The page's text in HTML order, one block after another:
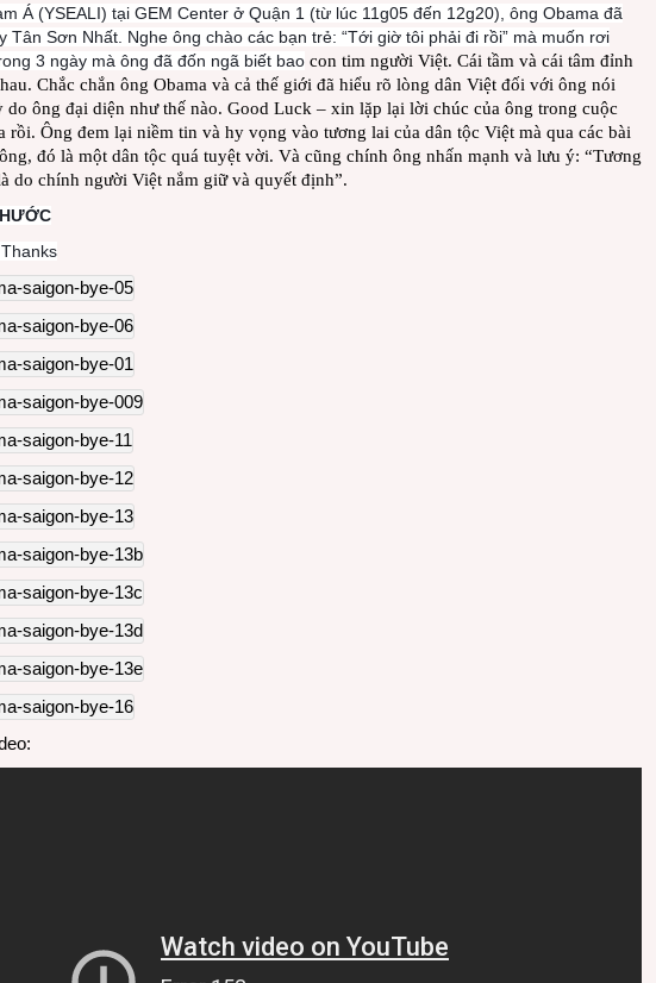
Á (YSEALI) tại GEM Center ở Quận 1 (từ lúc 11g05 đến 12g20), ông Obama đã
Tân Sơn Nhất. Nghe ông chào các bạn trẻ: “Tới giờ tôi phải đi rồi” mà muốn rơi
3 ngày mà ông đã đốn ngã biết bao con tim người Việt. Cái tầm và cái tâm đỉnh
Chắc chắn ông Obama và cả thế giới đã hiểu rõ lòng dân Việt đối với ông nói
do ông đại diện như thế nào. Good Luck – xin lặp lại lời chúc của ông trong cuộc
rồi. Ông đem lại niềm tin và hy vọng vào tương lai của dân tộc Việt mà qua các bài
đó là một dân tộc quá tuyệt vời. Và cũng chính ông nhấn mạnh và lưu ý: “Tương
do chính người Việt nắm giữ và quyết định”.